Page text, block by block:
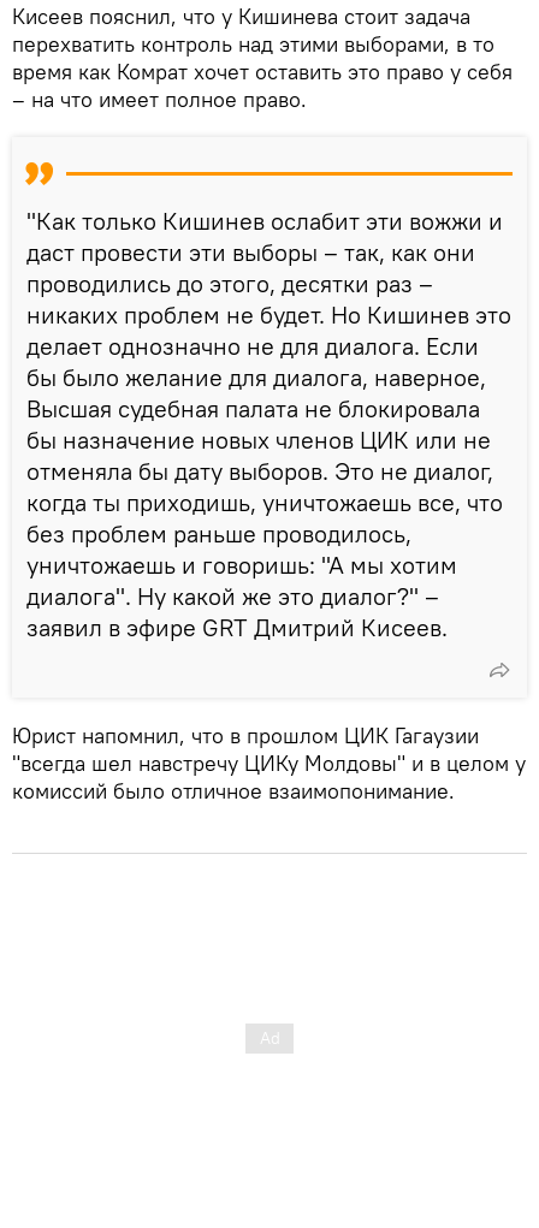
Кисеев пояснил, что у Кишинева стоит задача
перехватить контроль над этими выборами, в то
время как Комрат хочет оставить это право у себя
– на что имеет полное право.
"Как только Кишинев ослабит эти вожжи и
даст провести эти выборы – так, как они
проводились до этого, десятки раз –
никаких проблем не будет. Но Кишинев это
делает однозначно не для диалога. Если
бы было желание для диалога, наверное,
Высшая судебная палата не блокировала
бы назначение новых членов ЦИК или не
отменяла бы дату выборов. Это не диалог,
когда ты приходишь, уничтожаешь все, что
без проблем раньше проводилось,
уничтожаешь и говоришь: "А мы хотим
диалога". Ну какой же это диалог?" –
заявил в эфире GRT Дмитрий Кисеев.
Юрист напомнил, что в прошлом ЦИК Гагаузии
"всегда шел навстречу ЦИКу Молдовы" и в целом у
комиссий было отличное взаимопонимание.